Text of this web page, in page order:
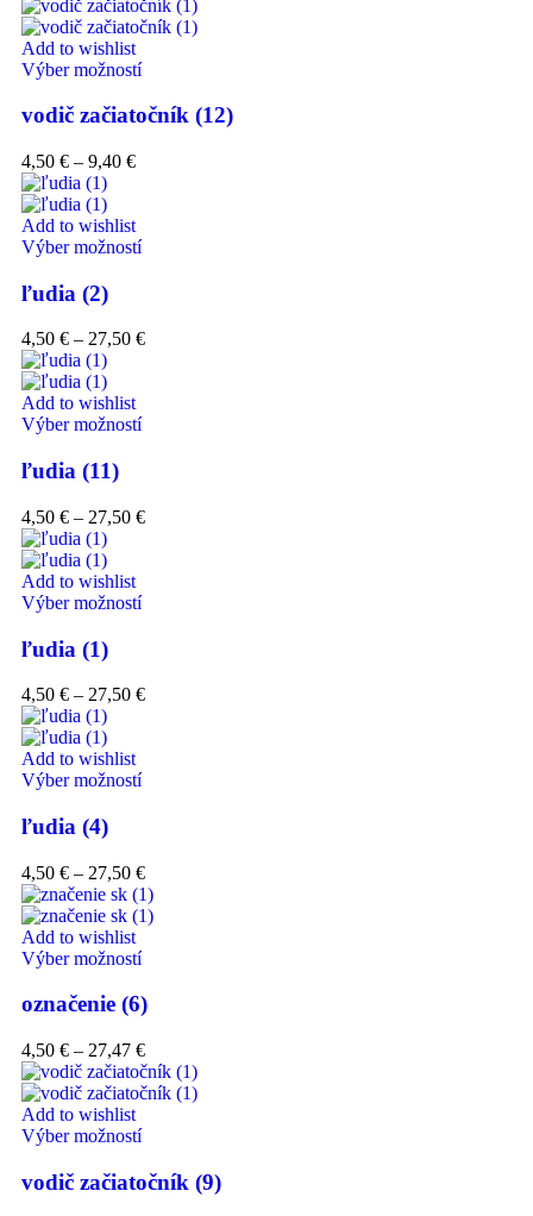
Add to wishlist
Výber možností
vodič začiatočník (12)
4,50 € – 9,40 €
Add to wishlist
Výber možností
ľudia (2)
4,50 € – 27,50 €
Add to wishlist
Výber možností
ľudia (11)
4,50 € – 27,50 €
Add to wishlist
Výber možností
ľudia (1)
4,50 € – 27,50 €
Add to wishlist
Výber možností
ľudia (4)
4,50 € – 27,50 €
Add to wishlist
Výber možností
označenie (6)
4,50 € – 27,47 €
Add to wishlist
Výber možností
vodič začiatočník (9)